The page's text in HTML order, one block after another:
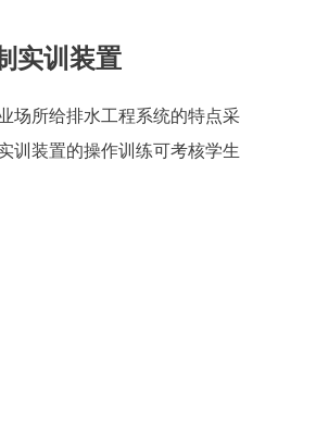
实训装置
场所给排水工程系统的特点采
训装置的操作训练可考核学生